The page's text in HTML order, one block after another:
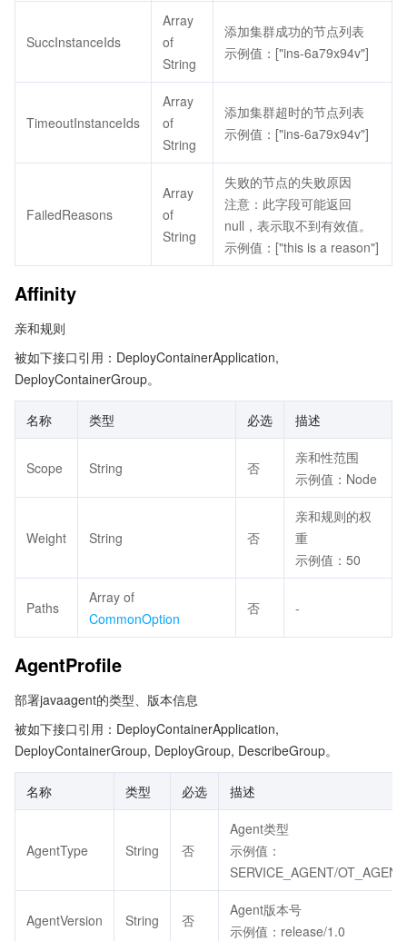
SuccInstanceIds
Array
of
String
添加集群成功的节点列表
示例值：["ins-6a79x94v"]
TimeoutInstanceIds
Array
of
String
添加集群超时的节点列表
示例值：["ins-6a79x94v"]
FailedReasons
Array
of
String
失败的节点的失败原因
注意：此字段可能返回
null，表示取不到有效值。
示例值：["this is a reason"]
Affinity
亲和规则
被如下接口引用：DeployContainerApplication,
DeployContainerGroup。
名称 类型 必选 描述
Scope String 否
亲和性范围
示例值：Node
Weight String 否
亲和规则的权
重
示例值：50
Paths
Array of
CommonOption
否 -
AgentProfile
部署javaagent的类型、版本信息
被如下接口引用：DeployContainerApplication,
DeployContainerGroup, DeployGroup, DescribeGroup。
名称 类型 必选 描述
AgentType String 否
Agent类型
示例值：
SERVICE_AGENT/OT_AGENT
AgentVersion String 否
Agent版本号
示例值：release/1.0